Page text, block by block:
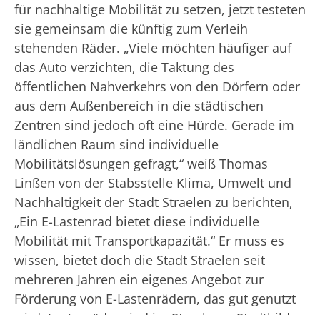
für nachhaltige Mobilität zu setzen, jetzt testeten
sie gemeinsam die künftig zum Verleih
stehenden Räder. „Viele möchten häufiger auf
das Auto verzichten, die Taktung des
öffentlichen Nahverkehrs von den Dörfern oder
aus dem Außenbereich in die städtischen
Zentren sind jedoch oft eine Hürde. Gerade im
ländlichen Raum sind individuelle
Mobilitätslösungen gefragt,“ weiß Thomas
Linßen von der Stabsstelle Klima, Umwelt und
Nachhaltigkeit der Stadt Straelen zu berichten,
„Ein E-Lastenrad bietet diese individuelle
Mobilität mit Transportkapazität.“ Er muss es
wissen, bietet doch die Stadt Straelen seit
mehreren Jahren ein eigenes Angebot zur
Förderung von E-Lastenrädern, das gut genutzt